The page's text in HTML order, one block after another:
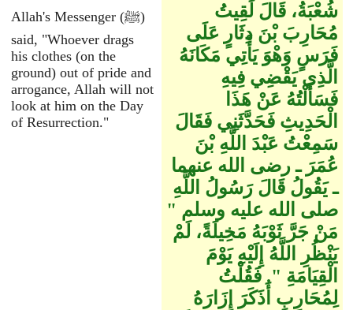
Allah's Messenger (ﷺ)
said, "Whoever drags
his clothes (on the
ground) out of pride and
arrogance, Allah will not
look at him on the Day
of Resurrection."
شُعْبَةُ، قَالَ لَقِيتُ
مُحَارِبَ بْنَ دِثَارٍ عَلَى
فَرَسٍ وَهْوَ يَأْتِي مَكَانَهُ
الَّذِي يَقْضِي فِيهِ
فَسَأَلْتُهُ عَنْ هَذَا
الْحَدِيثِ فَحَدَّثَنِي فَقَالَ
سَمِعْتُ عَبْدَ اللَّهِ بْنَ
عُمَرَ ـ رضى الله عنهما
ـ يَقُولُ قَالَ رَسُولُ اللَّهِ
صلى الله عليه وسلم ‏"‏
مَنْ جَرَّ ثَوْبَهُ مَخِيلَةً، لَمْ
يَنْظُرِ اللَّهُ إِلَيْهِ يَوْمَ
الْقِيَامَةِ ‏"‏‏.‏ فَقُلْتُ
لِمُحَارِبٍ أَذَكَرَ إِزَارَهُ